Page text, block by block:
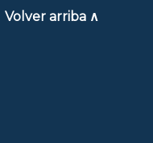
Volver arriba ∧